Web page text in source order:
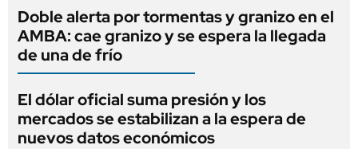
Doble alerta por tormentas y granizo en el
AMBA: cae granizo y se espera la llegada
de una de frío
El dólar oficial suma presión y los
mercados se estabilizan a la espera de
nuevos datos económicos